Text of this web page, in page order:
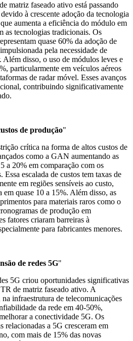
matriz faseado ativo está passando
à crescente adoção da tecnologia
aumenta a eficiência do módulo em
as tecnologias tradicionais. Os
quase 60% da adoção de
pela necessidade de
Além disso, o uso de módulos leves e
particularmente em veículos aéreos
de radar móvel. Esses avanços
contribuindo significativamente
de produção"
crítica na forma de altos custos de
como a GAN aumentando as
a 20% em comparação com os
escalada de custos tem taxas de
em regiões sensíveis ao custo,
em quase 10 a 15%. Além disso, as
para materiais raros como o
de produção em
fatores criaram barreiras à
para fabricantes menores.
de redes 5G"
5G criou oportunidades significativas
de matriz faseado ativo. A
infraestrutura de telecomunicações
da rede em 40-50%,
a conectividade 5G. Os
relacionadas a 5G cresceram em
com mais de 15% das novas